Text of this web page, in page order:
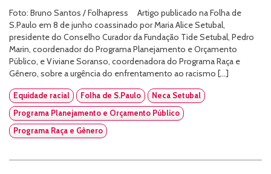
Foto: Bruno Santos / Folhapress Artigo publicado na Folha de
S.Paulo em 8 de junho coassinado por Maria Alice Setubal,
presidente do Conselho Curador da Fundação Tide Setubal, Pedro
Marin, coordenador do Programa Planejamento e Orçamento
Público, e Viviane Soranso, coordenadora do Programa Raça e
Gênero, sobre a urgência do enfrentamento ao racismo […]
Equidade racial Folha de S.Paulo
Neca Setubal
Programa Planejamento e Orçamento Público
Programa Raça e Gênero